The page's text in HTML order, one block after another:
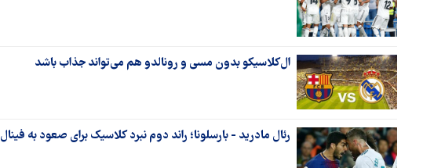
ال‌کلاسیکو بدون مسی و رونالدو هم می‌تواند جذاب باشد
رئال مادرید - بارسلونا؛ راند دوم نبرد کلاسیک برای صعود به فینال